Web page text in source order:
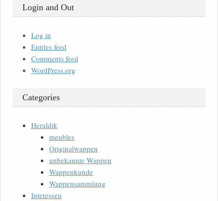
Login and Out
Log in
Entries feed
Comments feed
WordPress.org
Categories
Heraldik
meubles
Originalwappen
unbekannte Wappen
Wappenkunde
Wappensammlung
Interessen